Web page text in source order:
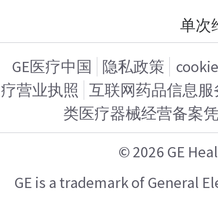
单次
GE医疗中国 隐私政策
疗营业执照 互联网药品信息服
类医疗器械经营备案
© 2026 GE
GE is a trademark of General